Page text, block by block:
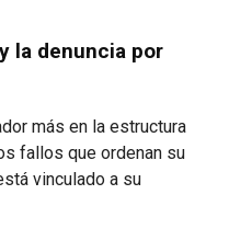
la denuncia por
más en la estructura
fallos que ordenan su
vinculado a su